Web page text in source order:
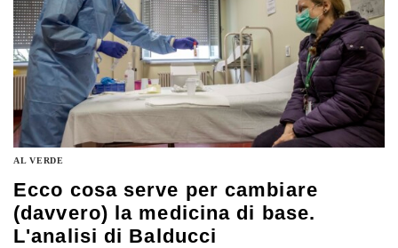
AL VERDE
Ecco cosa serve per cambiare
(davvero) la medicina di base.
L'analisi di Balducci